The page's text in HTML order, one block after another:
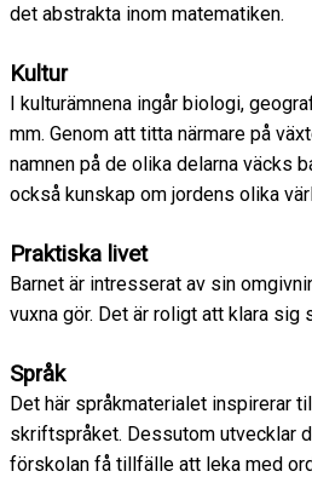
det abstrakta inom matematiken.
Kultur
I kulturämnena ingår biologi,
mm. Genom att titta närmare på
namnen på de olika delarna väcks
också kunskap om jordens olika
Praktiska livet
Barnet är intresserat av sin
vuxna gör. Det är roligt att klara sig
Språk
Det här språkmaterialet inspirerar
skriftspråket. Dessutom utvecklar
förskolan få tillfälle att leka med